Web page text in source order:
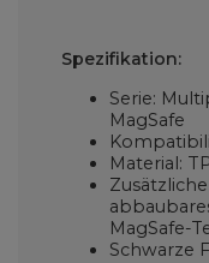
Spezifikation:
Serie:
MagSafe
Material:
MagSafe-
Schwarze